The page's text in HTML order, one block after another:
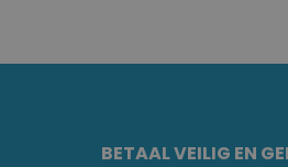
BETAAL VEILIG EN